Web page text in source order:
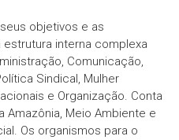
objetivos e as
interna complexa
Comunicação,
Sindical, Mulher
e Organização. Conta
Meio Ambiente e
Os organismos para o